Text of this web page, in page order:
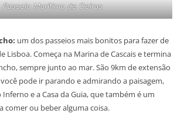
Passeio Marítimo de Oeiras
um dos passeios mais bonitos para fazer de
Lisboa. Começa na Marina de Cascais e termina
sempre junto ao mar. São 9km de extensão
pode ir parando e admirando a paisagem,
e a Casa da Guia, que também é um
comer ou beber alguma coisa.